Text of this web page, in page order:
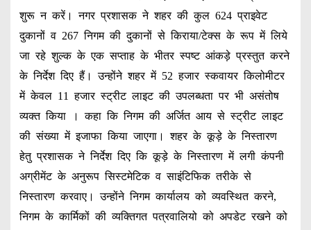
शुरू न करें। नगर प्रशासक ने शहर की कुल 624 प्राइवेट
दुकानों व 267 निगम की दुकानों से किराया/टेक्स के रूप में लिये
जा रहे शुल्क के एक सप्ताह के भीतर स्पष्ट आंकड़े प्रस्तुत करने
के निर्देश दिए हैं। उन्होंने शहर में 52 हजार स्कवायर किलोमीटर
में केवल 11 हजार स्ट्रीट लाइट की उपलब्धता पर भी असंतोष
व्यक्त किया । कहा कि निगम की अर्जित आय से स्ट्रीट लाइट
की संख्या में इजाफा किया जाएगा। शहर के कूड़े के निस्तारण
हेतु प्रशासक ने निर्देश दिए कि कूड़े के निस्तारण में लगी कंपनी
अग्रीमेंट के अनुरूप सिस्टमेटिक व साइंटिफिक तरीके से
निस्तारण करवाए। उन्होंने निगम कार्यालय को व्यवस्थित करने,
निगम के कार्मिकों की व्यक्तिगत पत्रवालियो को अपडेट रखने को